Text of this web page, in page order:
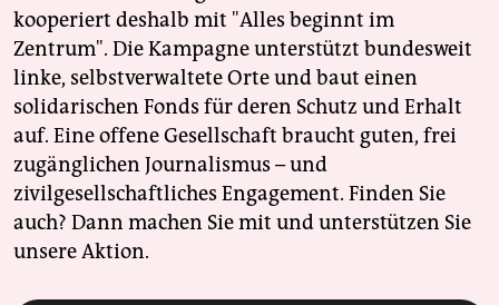
kooperiert deshalb mit "Alles beginnt im
Zentrum". Die Kampagne unterstützt bundesweit
linke, selbstverwaltete Orte und baut einen
solidarischen Fonds für deren Schutz und Erhalt
auf. Eine offene Gesellschaft braucht guten, frei
zugänglichen Journalismus – und
zivilgesellschaftliches Engagement. Finden Sie
auch? Dann machen Sie mit und unterstützen Sie
unsere Aktion.